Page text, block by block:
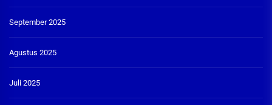
September 2025
Agustus 2025
Juli 2025